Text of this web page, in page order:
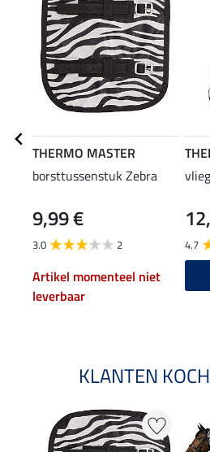
THERMO MASTER
borsttussenstuk Zebra
9,99 €
3.0 2
Artikel momenteel niet
leverbaar
4.7
KLANTEN